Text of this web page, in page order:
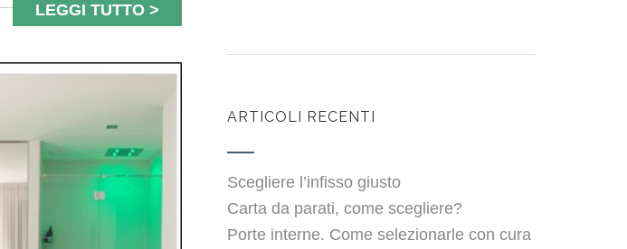
LEGGI TUTTO >
ARTICOLI RECENTI
Scegliere l’infisso giusto
Carta da parati, come scegliere?
Porte interne. Come selezionarle con cura